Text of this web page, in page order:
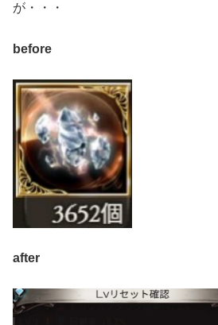
が・・・
before
after